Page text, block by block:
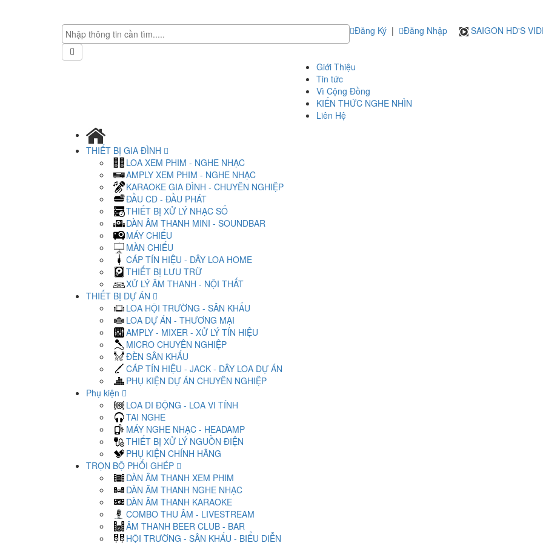
Đăng Ký | Đăng Nhập SAIGON HD'S
Giới Thiệu
Tin tức
Vì Cộng Đồng
KIẾN THỨC NGHE NHÌN
Liên Hệ
THIẾT BỊ GIA ĐÌNH
LOA XEM PHIM - NGHE NHẠC
AMPLY XEM PHIM - NGHE NHẠC
KARAOKE GIA ĐÌNH - CHUYÊN NGHIỆP
ĐẦU CD - ĐẦU PHÁT
THIẾT BỊ XỬ LÝ NHẠC SỐ
DÀN ÂM THANH MINI - SOUNDBAR
MÁY CHIẾU
MÀN CHIẾU
CÁP TÍN HIỆU - DÂY LOA HOME
THIẾT BỊ LƯU TRỮ
XỬ LÝ ÂM THANH - NỘI THẤT
THIẾT BỊ DỰ ÁN
LOA HỘI TRƯỜNG - SÂN KHẤU
LOA DỰ ÁN - THƯƠNG MẠI
AMPLY - MIXER - XỬ LÝ TÍN HIỆU
MICRO CHUYÊN NGHIỆP
ĐÈN SÂN KHẤU
CÁP TÍN HIỆU - JACK - DÂY LOA DỰ ÁN
PHỤ KIỆN DỰ ÁN CHUYÊN NGHIỆP
Phụ kiện
LOA DI ĐỘNG - LOA VI TÍNH
TAI NGHE
MÁY NGHE NHẠC - HEADAMP
THIẾT BỊ XỬ LÝ NGUỒN ĐIỆN
PHỤ KIỆN CHÍNH HÃNG
TRỌN BỘ PHỐI GHÉP
DÀN ÂM THANH XEM PHIM
DÀN ÂM THANH NGHE NHẠC
DÀN ÂM THANH KARAOKE
COMBO THU ÂM - LIVESTREAM
ÂM THANH BEER CLUB - BAR
HỘI TRƯỜNG - SÂN KHẤU - BIỂU DIỄN